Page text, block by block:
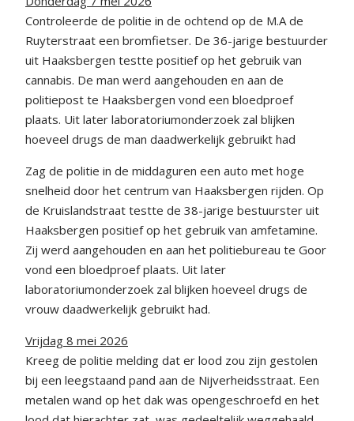
Controleerde de politie in de ochtend op de M.A de
Ruyterstraat een bromfietser. De 36-jarige bestuurder
uit Haaksbergen testte positief op het gebruik van
cannabis. De man werd aangehouden en aan de
politiepost te Haaksbergen vond een bloedproef
plaats. Uit later laboratoriumonderzoek zal blijken
hoeveel drugs de man daadwerkelijk gebruikt had
Zag de politie in de middaguren een auto met hoge
snelheid door het centrum van Haaksbergen rijden. Op
de Kruislandstraat testte de 38-jarige bestuurster uit
Haaksbergen positief op het gebruik van amfetamine.
Zij werd aangehouden en aan het politiebureau te Goor
vond een bloedproef plaats. Uit later
laboratoriumonderzoek zal blijken hoeveel drugs de
vrouw daadwerkelijk gebruikt had.
Vrijdag 8 mei 2026
Kreeg de politie melding dat er lood zou zijn gestolen
bij een leegstaand pand aan de Nijverheidsstraat. Een
metalen wand op het dak was opengeschroefd en het